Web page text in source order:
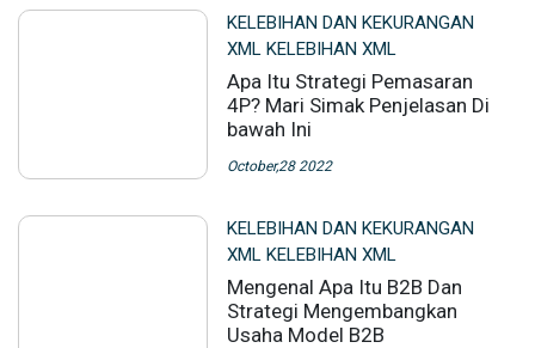
KELEBIHAN DAN KEKURANGAN
XML KELEBIHAN XML
Apa Itu Strategi Pemasaran
4P? Mari Simak Penjelasan Di
bawah Ini
October,28 2022
KELEBIHAN DAN KEKURANGAN
XML KELEBIHAN XML
Mengenal Apa Itu B2B Dan
Strategi Mengembangkan
Usaha Model B2B